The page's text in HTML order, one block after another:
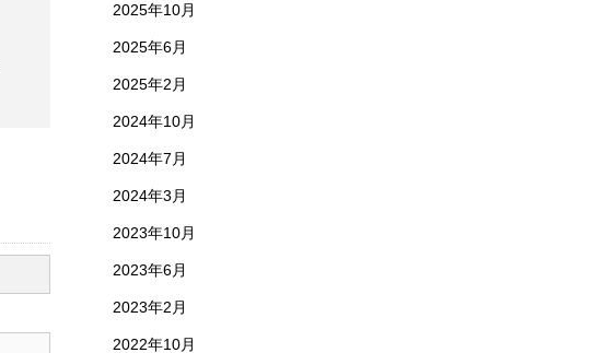
2025年10月
2025年6月
2025年2月
2024年10月
2024年7月
2024年3月
2023年10月
2023年6月
2023年2月
2022年10月